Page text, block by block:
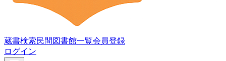
蔵書検索民間図書館一覧会員登録
ログイン